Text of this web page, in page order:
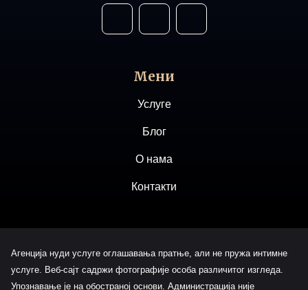
Мени
Услуге
Блог
О нама
Контакти
Агенција нуди услуге оглашавања пратње, али не пружа интимне
услуге. Веб-сајт садржи фотографије особа различитог изгледа.
Упознавање је на обостраној основи. Администрација није